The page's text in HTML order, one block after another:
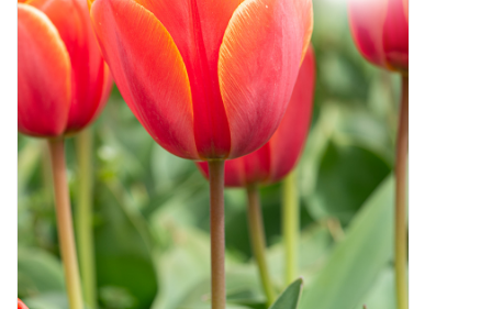
Angebote
Bodenverbesserung
SONSTIGE PRODUKTE
Beratung
Unser Garten!